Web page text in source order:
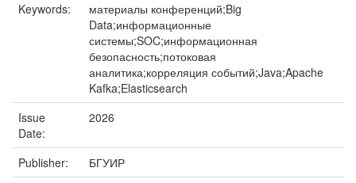
Keywords:
материалы конференций;Big
Data;информационные
системы;SOC;информационная
безопасность;потоковая
аналитика;корреляция событий;Java;Apache
Kafka;Elasticsearch
Issue
Date:
2026
Publisher:
БГУИР